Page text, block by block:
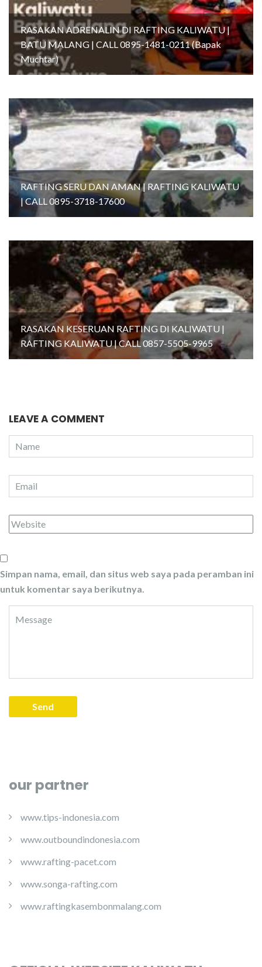
RASAKAN ADRENALIN DI RAFTING KALIWATU |
BATU MALANG | CALL 0895-1481-0211 (Bapak
Muchtar)
RAFTING SERU DAN AMAN | RAFTING KALIWATU
| CALL 0895-3718-17600
RASAKAN KESERUAN RAFTING DI KALIWATU |
RAFTING KALIWATU | CALL 0857-5505-9965
LEAVE A COMMENT
Simpan nama, email, dan situs web saya pada peramban ini
untuk komentar saya berikutnya.
our partner
www.tips-indonesia.com
www.outboundindonesia.com
www.rafting-pacet.com
www.songa-rafting.com
www.raftingkasembonmalang.com